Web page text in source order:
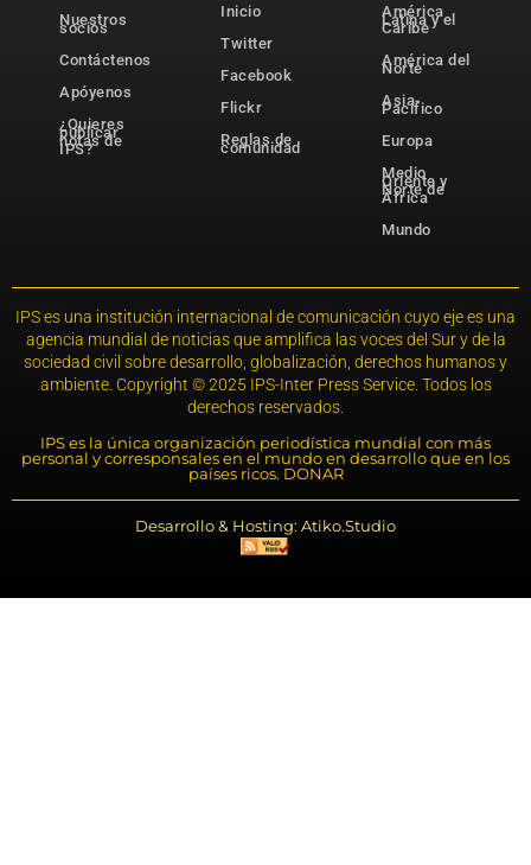
Nuestros
socios
Contáctenos
Apóyenos
¿Quieres
publicar
notas de
IPS?
Inicio
Twitter
Facebook
Flickr
Reglas de
comunidad
América
Latina y el
Caribe
América del
Norte
Asia-
Pacífico
Europa
Medio
Oriente y
Norte de
África
Mundo
IPS es una institución internacional de comunicación cuyo eje es una
agencia mundial de noticias que amplifica las voces del Sur y de la
sociedad civil sobre desarrollo, globalización, derechos humanos y
ambiente. Copyright © 2025 IPS-Inter Press Service. Todos los
derechos reservados.
IPS es la única organización periodística mundial con más
personal y corresponsales en el mundo en desarrollo que en los
países ricos. DONAR
Desarrollo & Hosting: Atiko.Studio